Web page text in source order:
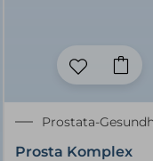
Prostata-
Prosta Komplex